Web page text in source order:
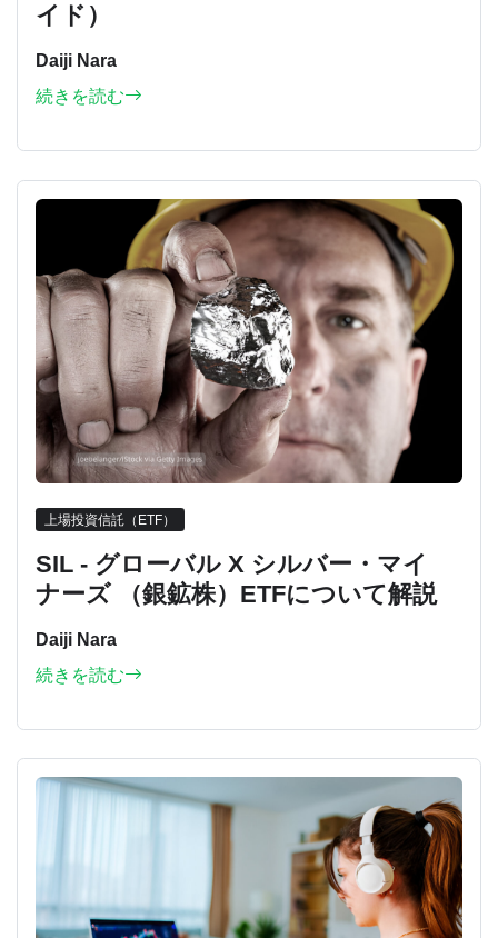
イド）
Daiji Nara
続きを読む
上場投資信託（ETF）
SIL - グローバル X シルバー・マイ
ナーズ （銀鉱株）ETFについて解説
Daiji Nara
続きを読む